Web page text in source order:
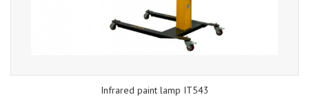
Infrared paint lamp IT543